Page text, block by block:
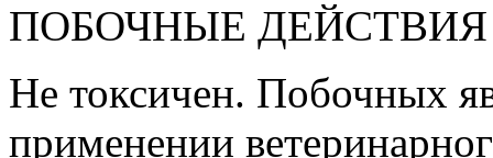
ПОБОЧНЫЕ ДЕЙСТВИЯ
Не токсичен. Побочных
применении